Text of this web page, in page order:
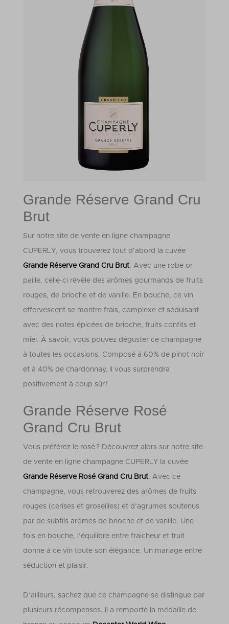
Grande Réserve Grand Cru
Brut
Sur notre site de vente en ligne champagne
CUPERLY, vous trouverez tout d’abord la cuvée
Grande Réserve Grand Cru Brut. Avec une robe or
paille, celle-ci révèle des arômes gourmands de fruits
rouges, de brioche et de vanille. En bouche, ce vin
effervescent se montre frais, complexe et séduisant
avec des notes épicées de brioche, fruits confits et
miel. À savoir, vous pouvez déguster ce champagne
à toutes les occasions. Composé à 60% de pinot noir
et à 40% de chardonnay, il vous surprendra
positivement à coup sûr !
Grande Réserve Rosé
Grand Cru Brut
Vous préférez le rosé ? Découvrez alors sur notre site
de vente en ligne champagne CUPERLY la cuvée
Grande Réserve Rosé Grand Cru Brut. Avec ce
champagne, vous retrouverez des arômes de fruits
rouges (cerises et groseilles) et d’agrumes soutenus
par de subtils arômes de brioche et de vanille. Une
fois en bouche, l’équilibre entre fraicheur et fruit
donne à ce vin toute son élégance. Un mariage entre
séduction et plaisir.
D’ailleurs, sachez que ce champagne se distingue par
plusieurs récompenses. Il a remporté la médaille de